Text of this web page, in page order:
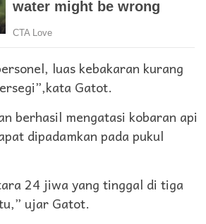
luas kebakaran kurang
Gatot.
berhasil mengatasi kobaran api
dipadamkan pada pukul
24 jiwa yang tinggal di tiga
ujar Gatot.